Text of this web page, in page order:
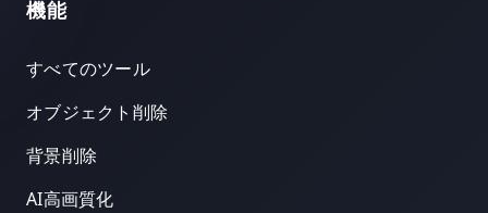
機能
すべてのツール
オブジェクト削除
背景削除
AI高画質化